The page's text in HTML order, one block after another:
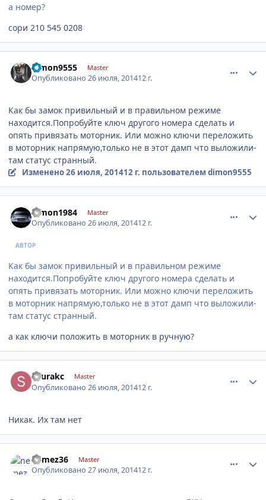
а номер?
сори 210 545 0208
dimon9555 Master
Опубликовано26 июля, 201412 г.
Как бы замок привильный и в правильном режиме
находится.Попробуйте ключ другого номера сделать и
опять привязать моторник. Или можно ключи переложить
в моторник напрямую,только не в этот дамп что выложили-
там статус странный.
Изменено26 июля, 201412 г. пользователем dimon9555
dimon1984 Master
Опубликовано26 июля, 201412 г.
АВТОР
Как бы замок привильный и в правильном режиме
находится.Попробуйте ключ другого номера сделать и
опять привязать моторник. Или можно ключи переложить
в моторник напрямую,только не в этот дамп что выложили-
там статус странный.
а как ключи положить в моторник в ручную?
shurakc Master
Опубликовано26 июля, 201412 г.
Никак. Их там нет
nemez36 Master
Опубликовано27 июля, 201412 г.